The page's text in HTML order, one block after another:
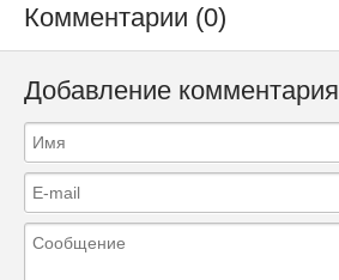
Комментарии (0)
Добавление комментария